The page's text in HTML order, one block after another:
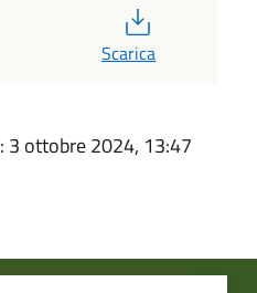
Scarica
: 3 ottobre 2024, 13:47